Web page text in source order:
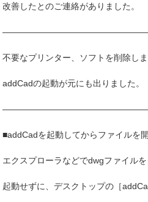
改善したとのご連絡がありました。
不要なプリンター、ソフトを削除し
addCadの起動が元にも出りました。
■addCadを起動してからファイルを開
エクスプローラなどでdwgファイル
起動せずに、デスクトップの［